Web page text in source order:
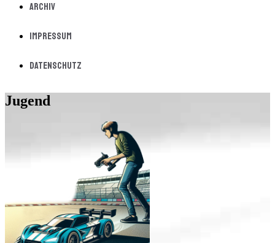
Archiv
Impressum
Datenschutz
Jugend